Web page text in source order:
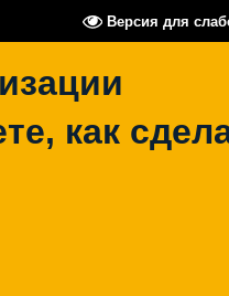
Версия для
как